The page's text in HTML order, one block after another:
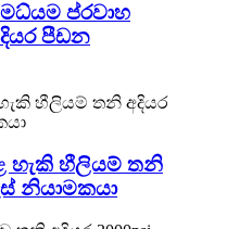
මධ්යම ප්රවාහ
පීඩන
හැකි හීලියම් තනි
නියාමකයා